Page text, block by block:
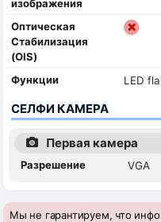
изображения
Оптическая
Стабилизация
(OIS)
Функции
LED
СЕЛФИ КАМЕРА
Первая камера
Разрешение VGA
Мы не гарантируем, что